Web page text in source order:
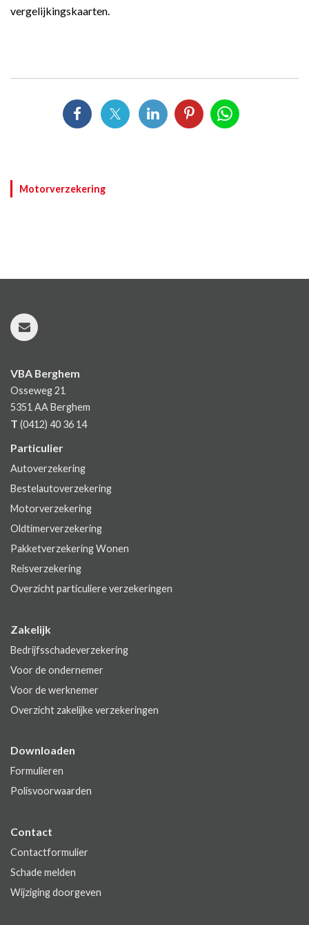
vergelijkingskaarten.
Motorverzekering
VBA Berghem
Osseweg 21
5351 AABerghem
T (0412) 40 36 14
Particulier
Autoverzekering
Bestelautoverzekering
Motorverzekering
Oldtimerverzekering
Pakketverzekering Wonen
Reisverzekering
Overzicht particuliere verzekeringen
Zakelijk
Bedrijfsschadeverzekering
Voor de ondernemer
Voor de werknemer
Overzicht zakelijke verzekeringen
Downloaden
Formulieren
Polisvoorwaarden
Contact
Contactformulier
Schade melden
Wijziging doorgeven